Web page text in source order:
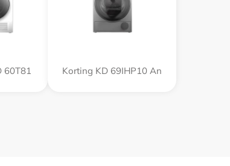
60T81 Korting KD 69IHP10 An